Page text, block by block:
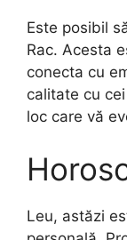
Este posibil
Rac. Acesta
conecta cu
calitate cu
loc care vă
Leu, astăzi